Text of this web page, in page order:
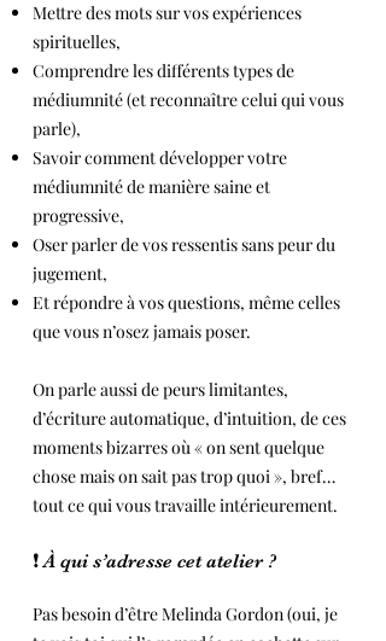
Mettre des mots sur vos expériences
spirituelles,
Comprendre les différents types de
médiumnité (et reconnaître celui qui vous
parle),
Savoir comment développer votre
médiumnité de manière saine et
progressive,
Oser parler de vos ressentis sans peur du
jugement,
Et répondre à vos questions, même celles
que vous n’osez jamais poser.
On parle aussi de peurs limitantes,
d’écriture automatique, d’intuition, de ces
moments bizarres où « on sent quelque
chose mais on sait pas trop quoi », bref…
tout ce qui vous travaille intérieurement.
❗ À qui s’adresse cet atelier ?
Pas besoin d’être Melinda Gordon (oui, je